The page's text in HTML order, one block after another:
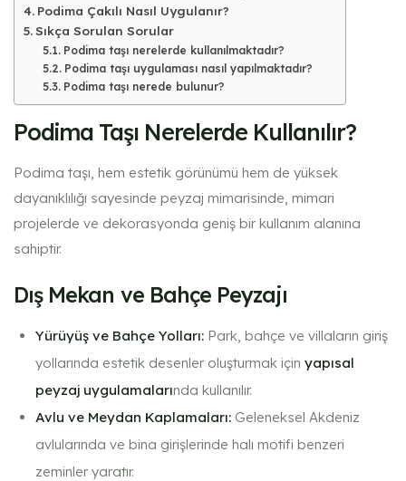
Podima Çakılı Nasıl Uygulanır?
Sıkça Sorulan Sorular
Podima taşı nerelerde kullanılmaktadır?
Podima taşı uygulaması nasıl yapılmaktadır?
Podima taşı nerede bulunur​?
Podima Taşı Nerelerde Kullanılır?
Podima taşı, hem estetik görünümü hem de yüksek
dayanıklılığı sayesinde peyzaj mimarisinde, mimari
projelerde ve dekorasyonda geniş bir kullanım alanına
sahiptir.
Dış Mekan ve Bahçe Peyzajı
Yürüyüş ve Bahçe Yolları: Park, bahçe ve villaların giriş
yollarında estetik desenler oluşturmak için yapısal
peyzaj uygulamalarında kullanılır.
Avlu ve Meydan Kaplamaları: Geleneksel Akdeniz
avlularında ve bina girişlerinde halı motifi benzeri
zeminler yaratır.